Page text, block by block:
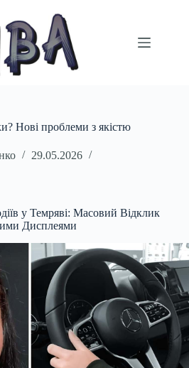
Нові проблеми з якістю
29.05.2026
у Темряві: Масовий Відклик
Дисплеями